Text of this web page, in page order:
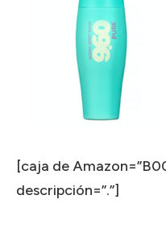
[caja de
descripción=”.”]